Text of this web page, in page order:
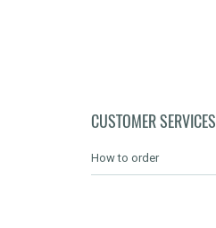
CUSTOMER SERVICES
How to order